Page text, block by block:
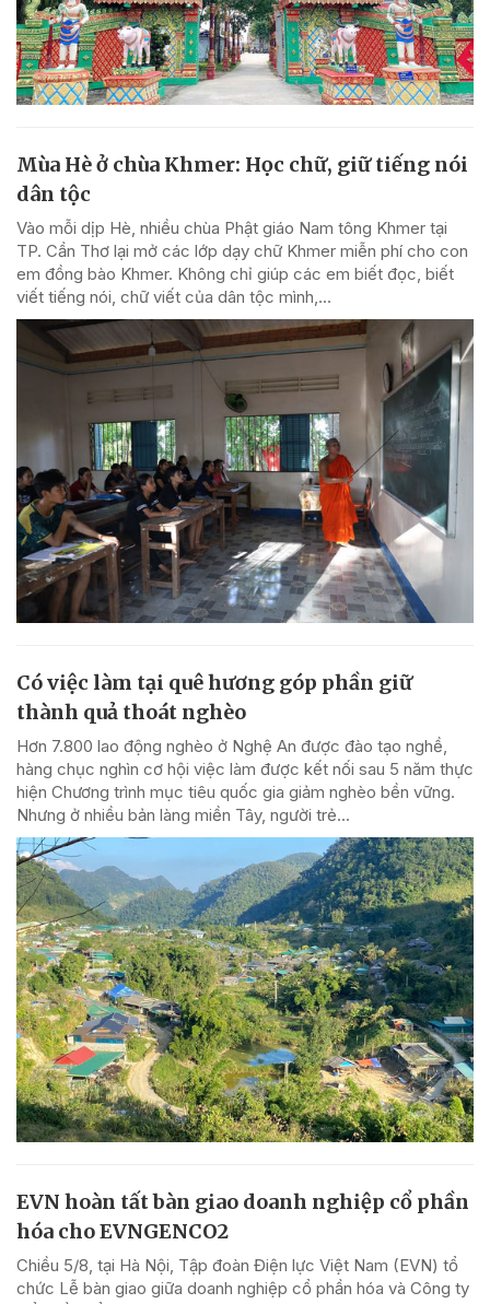
Mùa Hè ở chùa Khmer: Học chữ, giữ tiếng nói
dân tộc
Vào mỗi dịp Hè, nhiều chùa Phật giáo Nam tông Khmer tại
TP. Cần Thơ lại mở các lớp dạy chữ Khmer miễn phí cho con
em đồng bào Khmer. Không chỉ giúp các em biết đọc, biết
viết tiếng nói, chữ viết của dân tộc mình,...
Có việc làm tại quê hương góp phần giữ
thành quả thoát nghèo
Hơn 7.800 lao động nghèo ở Nghệ An được đào tạo nghề,
hàng chục nghìn cơ hội việc làm được kết nối sau 5 năm thực
hiện Chương trình mục tiêu quốc gia giảm nghèo bền vững.
Nhưng ở nhiều bản làng miền Tây, người trẻ...
EVN hoàn tất bàn giao doanh nghiệp cổ phần
hóa cho EVNGENCO2
Chiều 5/8, tại Hà Nội, Tập đoàn Điện lực Việt Nam (EVN) tổ
chức Lễ bàn giao giữa doanh nghiệp cổ phần hóa và Công ty